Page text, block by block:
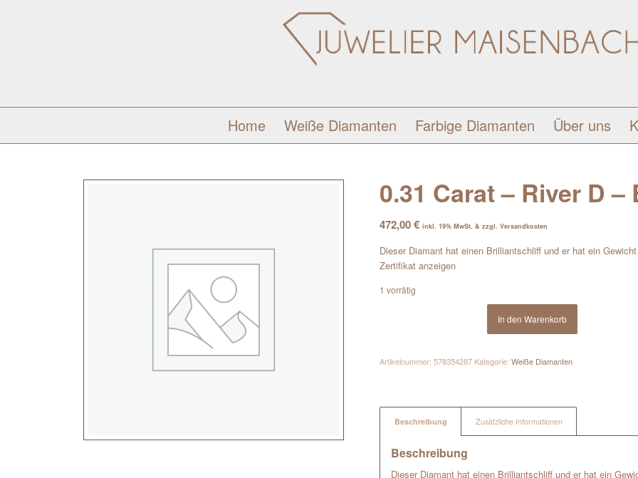
Home Weiße Diamanten Farbige Diamanten Über uns
0.31 Carat – River D
472,00€ inkl. 19% MwSt. & zzgl. Versandkosten
Dieser Diamant hat einen Brilliantschliff und er hat ein
Zertifikat anzeigen
1 vorrätig
In den Warenkorb
Artikelnummer:578354287 Kategorie:Weiße Diamanten
Beschreibung Zusätzliche Informationen
Beschreibung
Dieser Diamant hat einen Brilliantschliff und er hat ein